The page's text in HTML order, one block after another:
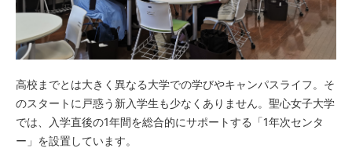
高校までとは大きく異なる大学での学びやキャンパスライフ。そ
のスタートに戸惑う新入学生も少なくありません。聖心女子大学
では、入学直後の1年間を総合的にサポートする「1年次センタ
ー」を設置しています。